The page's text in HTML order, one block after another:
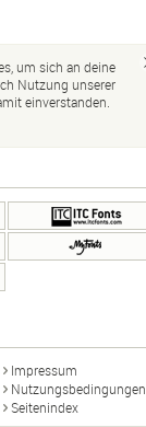
um sich an deine
Nutzung unserer
einverstanden.
Impressum
Nutzungsbedingungen
Seitenindex